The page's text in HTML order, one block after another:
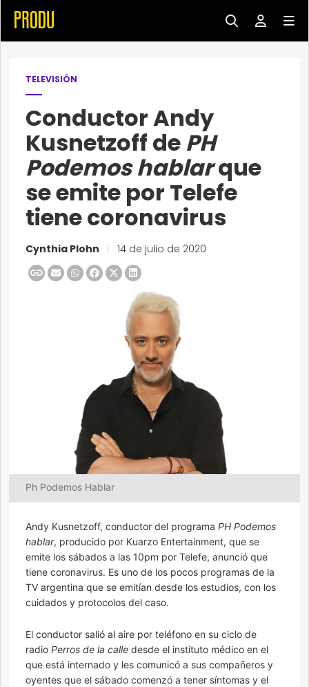
TELEVISIÓN
Conductor Andy
Kusnetzoff de PH
Podemos hablarque
se emite por Telefe
tiene coronavirus
Cynthia Plohn 14 de julio de 2020
Ph Podemos Hablar
Andy Kusnetzoff, conductor del programa PH Podemos
hablar, producido por Kuarzo Entertainment, que se
emite los sábados a las 10pm por Telefe, anunció que
tiene coronavirus. Es uno de los pocos programas de la
TV argentina que se emitían desde los estudios, con los
cuidados y protocolos del caso.
El conductor salió al aire por teléfono en su ciclo de
radio Perros de la calle desde el instituto médico en el
que está internado y les comunicó a sus compañeros y
oyentes que el sábado comenzó a tener síntomas y el